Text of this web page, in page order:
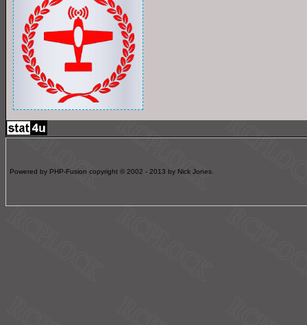
Powered by PHP-Fusion copyright © 2002 - 2013 by Nick Jones.